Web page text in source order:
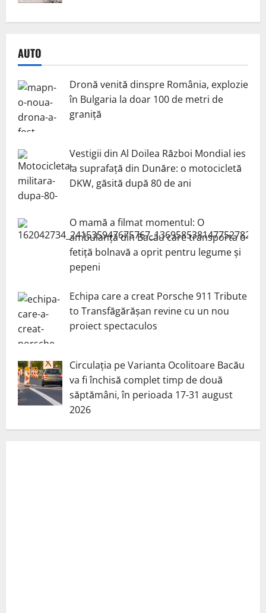
AUTO
Dronă venită dinspre România, explozie
în Bulgaria la doar 100 de metri de
graniță
Vestigii din Al Doilea Război Mondial ies
la suprafață din Dunăre: o motocicletă
DKW, găsită după 80 de ani
O mamă a filmat momentul: O
ambulanță din Bacău care transporta o
fetiță bolnavă a oprit pentru legume și
pepeni
Echipa care a creat Porsche 911 Tribute
to Transfăgărășan revine cu un nou
proiect spectaculos
Circulația pe Varianta Ocolitoare Bacău
va fi închisă complet timp de două
săptămâni, în perioada 17-31 august
2026